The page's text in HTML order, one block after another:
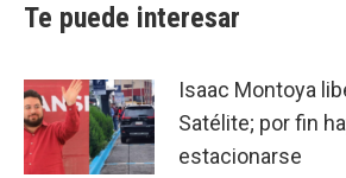
Te puede interesar
Isaac Montoya
Satélite; por fin
estacionarse